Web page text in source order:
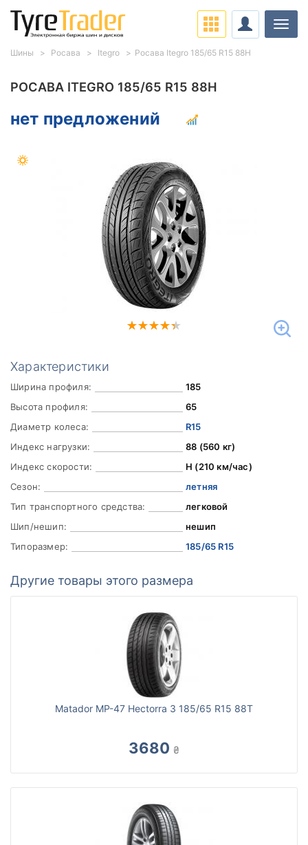
РОСАВА ITEGRO 185/65 R15 88H
нет предложений
Характеристики
Ширина профиля:
185
Высота профиля:
65
Диаметр колеса:
R15
Индекс нагрузки:
88 (560 кг)
Индекс скорости:
H (210 км/час)
Сезон:
летняя
Тип транспортного средства:
легковой
Шип/нешип:
нешип
Типоразмер:
185/65 R15
Другие товары этого размера
Matador MP-47 Hectorra 3 185/65 R15 88T
3680 ₴
Шины Росава Itegro Росава Itegro 185/65 R15 88H